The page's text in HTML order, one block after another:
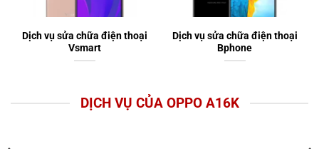
Dịch vụ sửa chữa điện thoại
Vsmart
Dịch vụ sửa chữa điện thoại
Bphone
DỊCH VỤ CỦA OPPO A16K